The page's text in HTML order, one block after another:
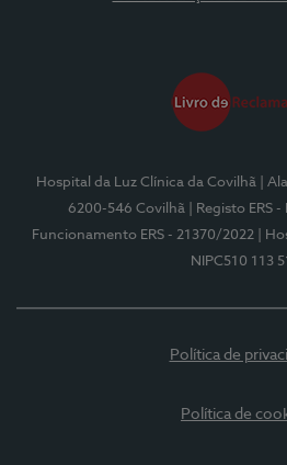
Hospital da Luz Clínica da Covilhã
|
6200-546 Covilhã
| Registo ERS
Funcionamento ERS - 21370/2022
|
NIPC510 113
Política de
Política de